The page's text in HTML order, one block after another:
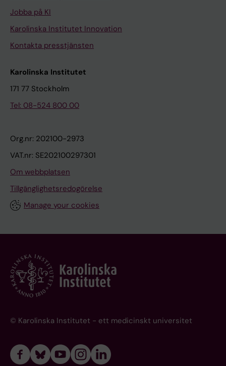
Jobba på KI
Karolinska Institutet Innovation
Kontakta presstjänsten
Karolinska Institutet
171 77 Stockholm
Tel: 08-524 800 00
Org.nr: 202100-2973
VAT.nr: SE202100297301
Om webbplatsen
Tillgänglighetsredogörelse
Manage your cookies
© Karolinska Institutet - ett medicinskt universitet